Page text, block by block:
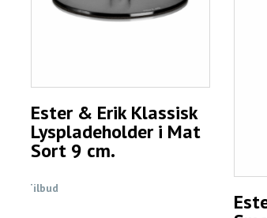
Ester & Erik Klassisk
Lyspladeholder i Mat
Sort 9 cm.
Tilbud